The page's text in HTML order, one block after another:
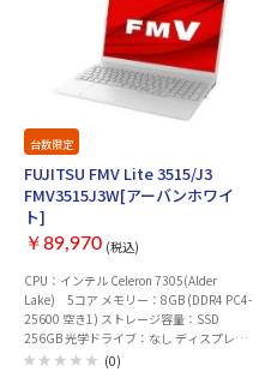
台数限定
FUJITSU FMV Lite 3515/J3
FMV3515J3W[アーバンホワイ
ト]
￥89,970 (税込)
CPU：インテル Celeron 7305(Alder
Lake) 5コア メモリー：8GB (DDR4 PC4-
25600 空き1) ストレージ容量：SSD
256GB 光学ドライブ：なし ディスプレイ
サイズ：15.6 型(インチ) ディスプレイ解
(0)